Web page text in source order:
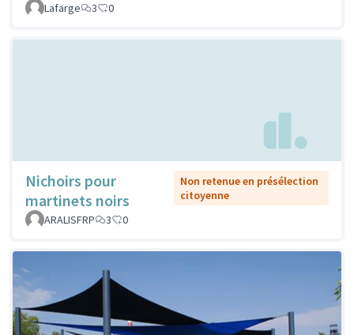
Lafarge
3 0
Nichoirs pour
martinets noirs
Non retenue en présélection
citoyenne
ARALISFRP
3 0